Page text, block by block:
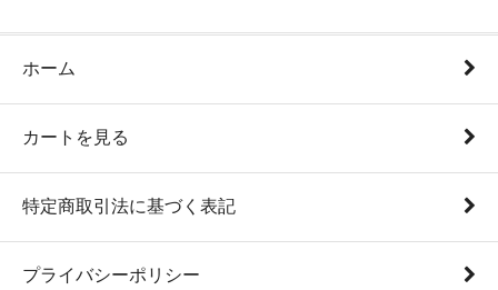
ホーム
カートを見る
特定商取引法に基づく表記
プライバシーポリシー